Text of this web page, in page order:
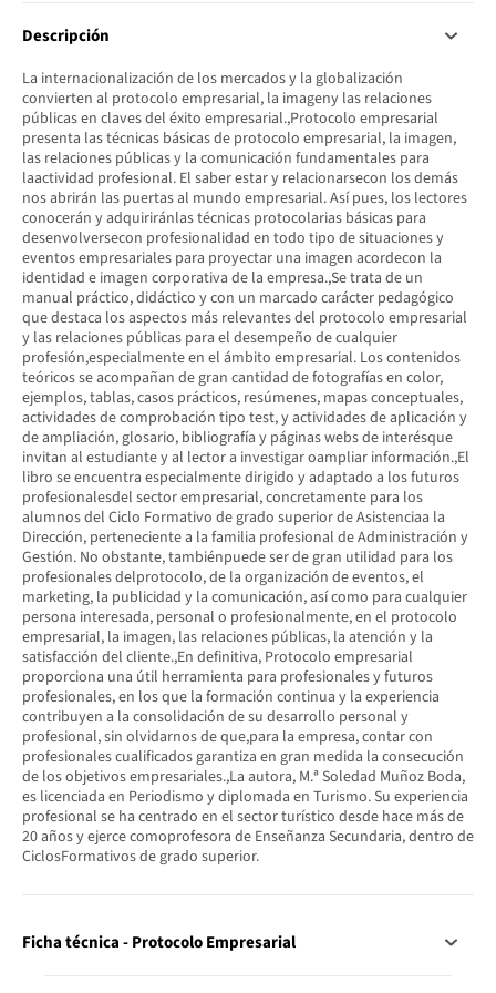
Descripción
La internacionalización de los mercados y la globalización
convierten al protocolo empresarial, la imageny las relaciones
públicas en claves del éxito empresarial.,Protocolo empresarial
presenta las técnicas básicas de protocolo empresarial, la imagen,
las relaciones públicas y la comunicación fundamentales para
laactividad profesional. El saber estar y relacionarsecon los demás
nos abrirán las puertas al mundo empresarial. Así pues, los lectores
conocerán y adquiriránlas técnicas protocolarias básicas para
desenvolversecon profesionalidad en todo tipo de situaciones y
eventos empresariales para proyectar una imagen acordecon la
identidad e imagen corporativa de la empresa.,Se trata de un
manual práctico, didáctico y con un marcado carácter pedagógico
que destaca los aspectos más relevantes del protocolo empresarial
y las relaciones públicas para el desempeño de cualquier
profesión,especialmente en el ámbito empresarial. Los contenidos
teóricos se acompañan de gran cantidad de fotografías en color,
ejemplos, tablas, casos prácticos, resúmenes, mapas conceptuales,
actividades de comprobación tipo test, y actividades de aplicación y
de ampliación, glosario, bibliografía y páginas webs de interésque
invitan al estudiante y al lector a investigar oampliar información.,El
libro se encuentra especialmente dirigido y adaptado a los futuros
profesionalesdel sector empresarial, concretamente para los
alumnos del Ciclo Formativo de grado superior de Asistenciaa la
Dirección, perteneciente a la familia profesional de Administración y
Gestión. No obstante, tambiénpuede ser de gran utilidad para los
profesionales delprotocolo, de la organización de eventos, el
marketing, la publicidad y la comunicación, así como para cualquier
persona interesada, personal o profesionalmente, en el protocolo
empresarial, la imagen, las relaciones públicas, la atención y la
satisfacción del cliente.,En definitiva, Protocolo empresarial
proporciona una útil herramienta para profesionales y futuros
profesionales, en los que la formación continua y la experiencia
contribuyen a la consolidación de su desarrollo personal y
profesional, sin olvidarnos de que,para la empresa, contar con
profesionales cualificados garantiza en gran medida la consecución
de los objetivos empresariales.,La autora, M.ª Soledad Muñoz Boda,
es licenciada en Periodismo y diplomada en Turismo. Su experiencia
profesional se ha centrado en el sector turístico desde hace más de
20 años y ejerce comoprofesora de Enseñanza Secundaria, dentro de
CiclosFormativos de grado superior.
Ficha técnica - Protocolo Empresarial